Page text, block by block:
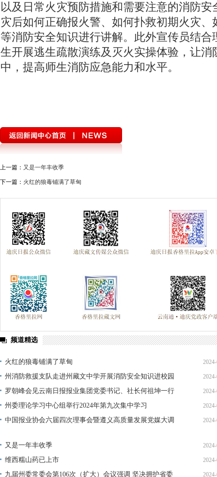
以及日常火灾预防措施和需要注意的消防
灾后如何正确报火警、如何扑救初期火灾
等消防安全知识进行讲解。此外宣传员结
生开展逃生疏散演练及灭火实操体验，让消
中，提高师生消防应急能力和水平。
上一篇： 又是一年丰收季
下一篇： 火红的狼毒铺满了草甸
频道精选
火红的狼毒铺满了草甸
州消防救援支队走进州藏文中学开展消防安全知识进校园
活动
罗朝峰会见云南日报报业集团党委书记、社长何祖坤一行
州委理论学习中心组举行2024年第九次集中学习
中国报业协会六届四次理事会暨遵义高质量发展党媒大调
又是一年丰收季
维西糯山药已上市
九届州委常委会第106次（扩大）会议强调 坚决拥护省委